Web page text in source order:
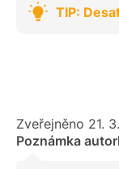
TIP:
Zveřejněno 21.
Poznámka